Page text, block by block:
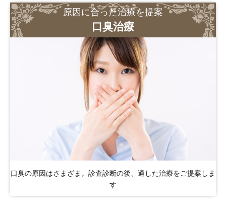
原因に合った治療を提案
口臭治療
口臭の原因はさまざま。診査診断の後、適した治療をご提案しま
す